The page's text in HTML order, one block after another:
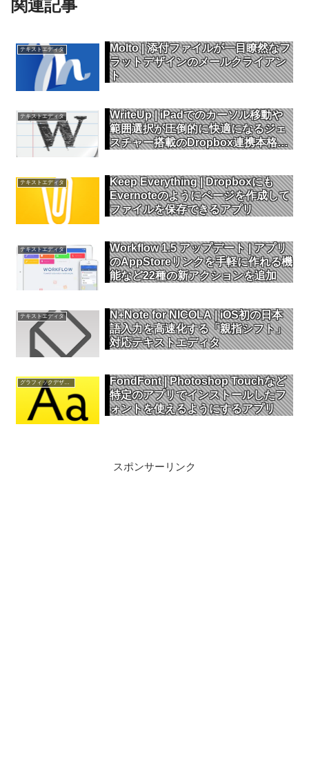
関連記事
テキストエディタ
Molto | 添付ファイルが一目瞭然なフ
ラットデザインのメールクライアン
ト
テキストエディタ
WriteUp | iPadでのカーソル移動や
範囲選択が圧倒的に快適になるジェ
スチャー搭載のDropbox連携本格派
テキストエディタ
Keep Everything | Dropboxにも
Evernoteのようにページを作成して
ファイルを保存できるアプリ
テキストエディタ
Workflow 1.5 アップデート | アプリ
のAppStoreリンクを手軽に作れる機
能など22種の新アクションを追加
テキストエディタ
N+Note for NICOLA | iOS初の日本
語入力を高速化する「親指シフト」
対応テキストエディタ
グラフィックデザイン
FondFont | Photoshop Touchなど
特定のアプリでインストールしたフ
ォントを使えるようにするアプリ
スポンサーリンク